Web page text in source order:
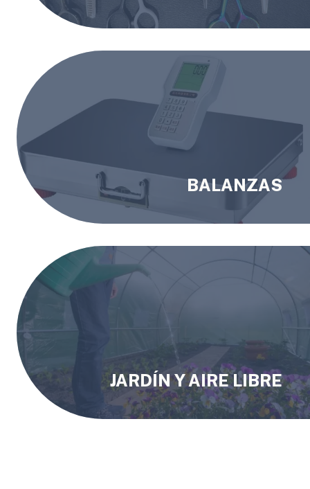
BALANZAS
JARDÍN Y AIRE LIBRE